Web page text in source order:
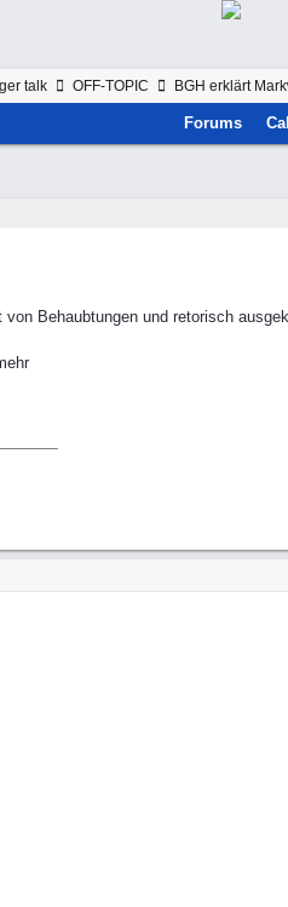
talk OFF-TOPIC BGH erklärt
Forums
Behaubtungen und retorisch